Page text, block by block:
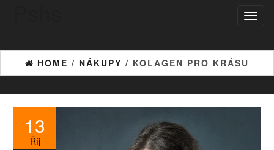
HOME / NÁKUPY / KOLAGEN PRO KRÁSU
13
Říj